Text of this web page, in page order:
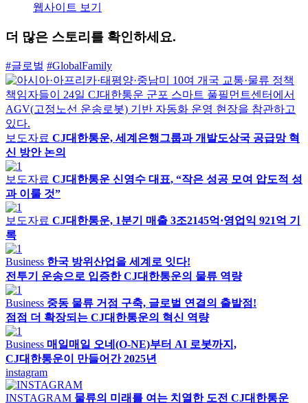
웹사이트 보기
더 많은 스토리를 확인하세요.
#글로벌 #GlobalFamily
보도자료 CJ대한통운, 세계은행그룹과 개발도상국 공급망 혁
신 방안 논의
보도자료 CJ대한통운 신영수 대표, “작은 성공 모여 압도적 성
과 이룰 것”
보도자료 CJ대한통운, 1분기 매출 3조2145억·영업익 921억 기
록
Business 한국 방위산업을 세계로 잇다!
전투기 운송으로 입증한 CJ대한통운의 물류 역량
Business 중동 물류 거점 구축, 글로벌 연결의 출발점!
점점 더 확장되는 CJ대한통운의 혁신 역량
Business 매일매일 오네(O-NE)부터 AI 로봇까지,
CJ대한통운이 만들어간 2025년
instagram
INSTAGRAM 물류의 미래를 여는 치열한 도전 CJ대한통운